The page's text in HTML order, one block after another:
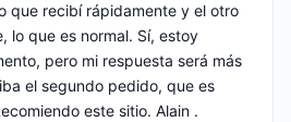
que recibí rápidamente y el otro
lo que es normal. Sí, estoy
pero mi respuesta será más
el segundo pedido, que es
este sitio. Alain .